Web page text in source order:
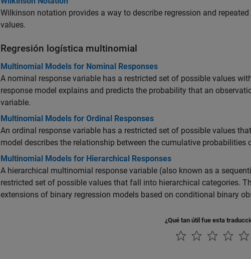
Wilkinson notation provides a way to describe regression and
values.
Regresión logística multinomial
Multinomial Models for Nominal Responses
A nominal response variable has a restricted set of possible values
response model explains and predicts the probability that an
variable.
Multinomial Models for Ordinal Responses
An ordinal response variable has a restricted set of possible values
model describes the relationship between the cumulative probabilities
Multinomial Models for Hierarchical Responses
A hierarchical multinomial response variable (also known as a
restricted set of possible values that fall into hierarchical categories.
extensions of binary regression models based on conditional binary
¿Qué tan útil fue esta